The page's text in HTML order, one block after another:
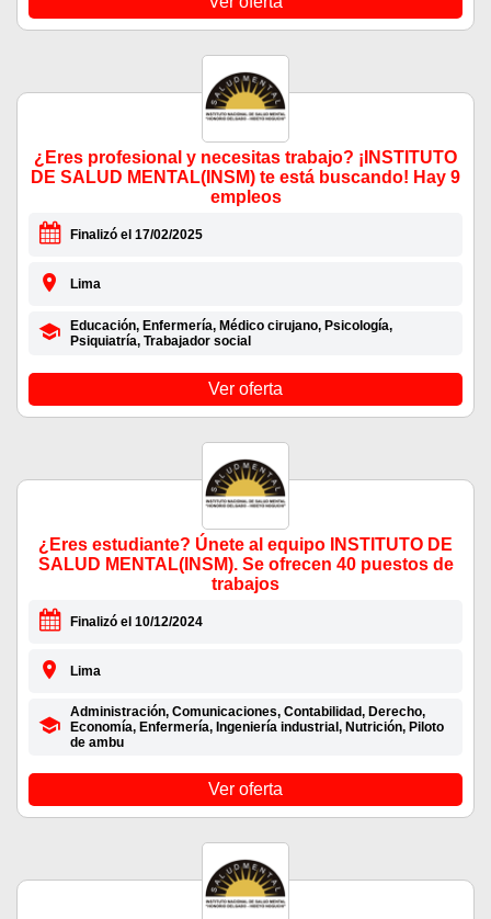
¿Eres profesional y necesitas trabajo? ¡INSTITUTO
DE SALUD MENTAL(INSM) te está buscando! Hay 9
empleos
Finalizó el 17/02/2025
Lima
Educación, Enfermería, Médico cirujano, Psicología,
Psiquiatría, Trabajador social
Ver oferta
¿Eres estudiante? Únete al equipo INSTITUTO DE
SALUD MENTAL(INSM). Se ofrecen 40 puestos de
trabajos
Finalizó el 10/12/2024
Lima
Administración, Comunicaciones, Contabilidad, Derecho,
Economía, Enfermería, Ingeniería industrial, Nutrición, Piloto
de ambu
Ver oferta